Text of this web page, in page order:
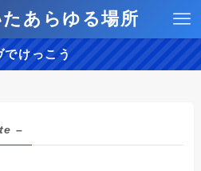
あらゆる場所
でけっこう
–